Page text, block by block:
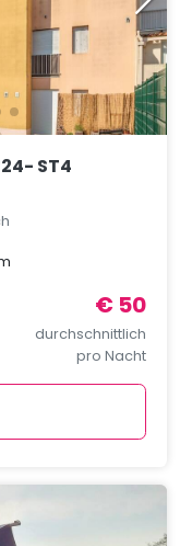
ST4
€ 50
durchschnittlich
pro Nacht